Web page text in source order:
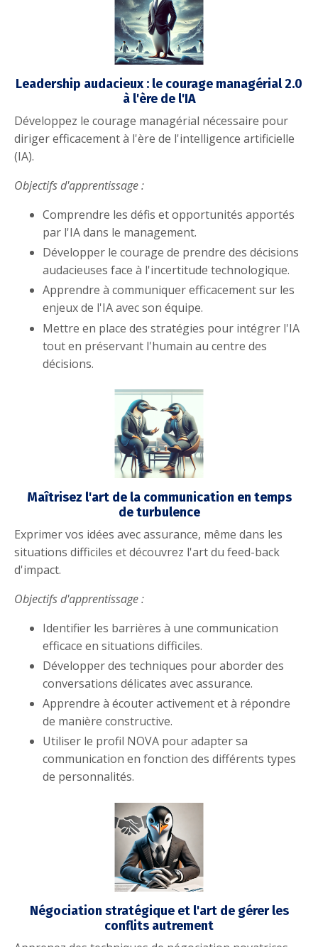
Leadership audacieux : le courage managérial 2.0
à l'ère de l'IA
Développez le courage managérial nécessaire pour
diriger efficacement à l'ère de l'intelligence artificielle
(IA).
Objectifs d'apprentissage :
Comprendre les défis et opportunités apportés
par l'IA dans le management.
Développer le courage de prendre des décisions
audacieuses face à l'incertitude technologique.
Apprendre à communiquer efficacement sur les
enjeux de l'IA avec son équipe.
Mettre en place des stratégies pour intégrer l'IA
tout en préservant l'humain au centre des
décisions.
Maîtrisez l'art de la communication en temps
de turbulence
Exprimer vos idées avec assurance, même dans les
situations difficiles et découvrez l'art du feed-back
d'impact.
Objectifs d'apprentissage :
Identifier les barrières à une communication
efficace en situations difficiles.
Développer des techniques pour aborder des
conversations délicates avec assurance.
Apprendre à écouter activement et à répondre
de manière constructive.
Utiliser le profil NOVA pour adapter sa
communication en fonction des différents types
de personnalités.
Négociation stratégique et l'art de gérer les
conflits autrement